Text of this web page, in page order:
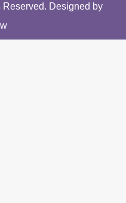
Designed by